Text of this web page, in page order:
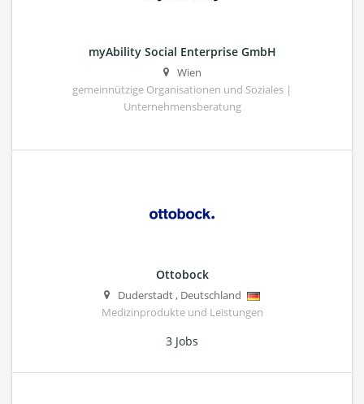
myAbility Social Enterprise GmbH
Wien
gemeinnützige Organisationen und Soziales |
Unternehmensberatung
Ottobock
Duderstadt, Deutschland
Medizinprodukte und Leistungen
3 Jobs